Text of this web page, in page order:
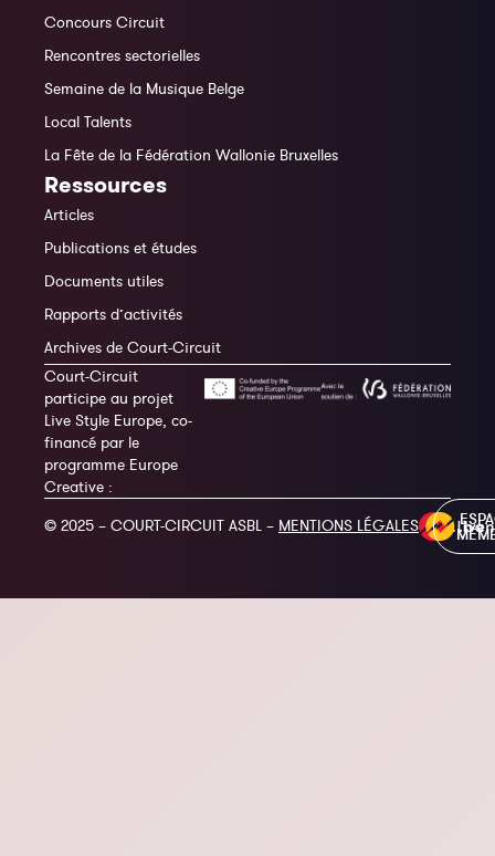
Concours Circuit
Rencontres sectorielles
Semaine de la Musique Belge
Local Talents
La Fête de la Fédération Wallonie Bruxelles
Ressources
Articles
Publications et études
Documents utiles
Rapports d’activités
Archives de Court-Circuit
Court-Circuit
participe au projet
Live Style Europe, co-
financé par le
programme Europe
Creative :
© 2025 – COURT-CIRCUIT ASBL – MENTIONS LÉGALES